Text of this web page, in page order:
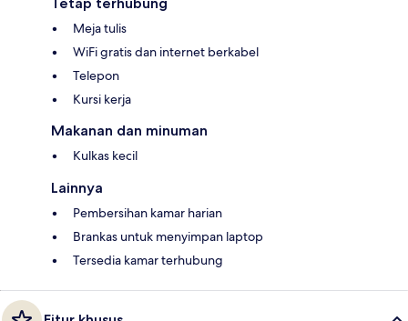
Meja tulis
WiFi gratis dan internet berkabel
Telepon
Kursi kerja
Makanan dan minuman
Kulkas kecil
Lainnya
Pembersihan kamar harian
Brankas untuk menyimpan laptop
Tersedia kamar terhubung